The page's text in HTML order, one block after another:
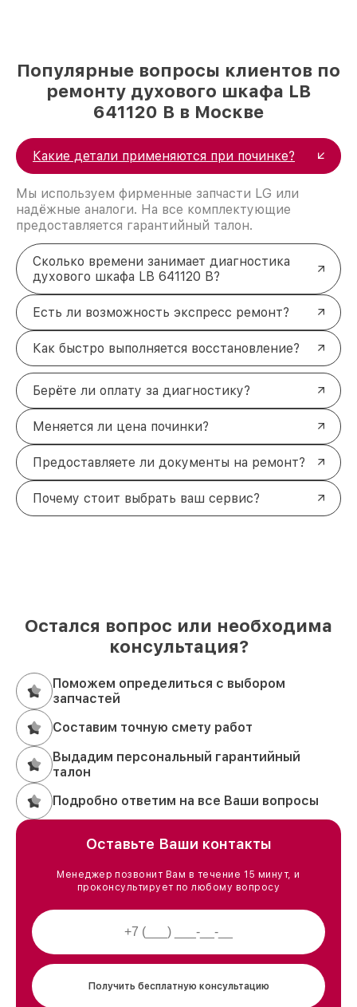
Популярные вопросы клиентов по
ремонту духового шкафа LB
641120 B в Москве
Какие детали применяются при починке?
Мы используем фирменные запчасти LG или
надёжные аналоги. На все комплектующие
предоставляется гарантийный талон.
Сколько времени занимает диагностика
духового шкафа LB 641120 B?
Есть ли возможность экспресс ремонт?
Как быстро выполняется восстановление?
Берёте ли оплату за диагностику?
Меняется ли цена починки?
Предоставляете ли документы на ремонт?
Почему стоит выбрать ваш сервис?
Остался вопрос или необходима
консультация?
Поможем определиться с выбором
запчастей
Составим точную смету работ
Выдадим персональный гарантийный
талон
Подробно ответим на все Ваши вопросы
Оставьте Ваши контакты
Менеджер позвонит Вам в течение 15 минут, и
проконсультирует по любому вопросу
Получить бесплатную консультацию